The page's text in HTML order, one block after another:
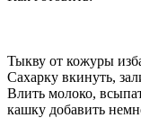
Тыкву от кожуры
Сахарку вкинуть,
Влить молоко,
кашку добавить